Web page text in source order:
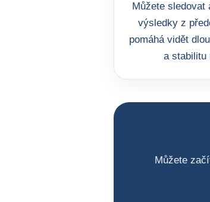
Můžete sledovat
výsledky z
pomáhá vidět
a stabilitu
Můžete